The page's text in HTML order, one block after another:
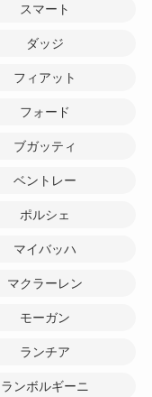
スマート
ダッジ
フィアット
フォード
ブガッティ
ベントレー
ポルシェ
マイバッハ
マクラーレン
モーガン
ランチア
ランボルギーニ